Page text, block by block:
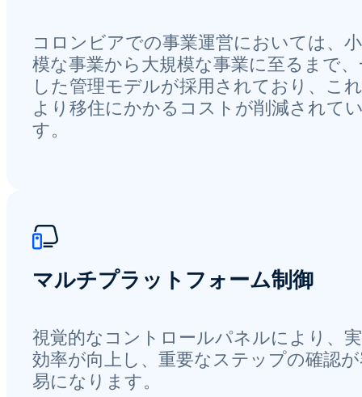
コロンビアでの事業運営においては、
模な事業から大規模な事業に至るまで
した管理モデルが採用されており、こ
より移住にかかるコストが削減されて
す。
マルチプラットフォーム制御
視覚的なコントロールパネルにより、
効率が向上し、重要なステップの確認
易になります。